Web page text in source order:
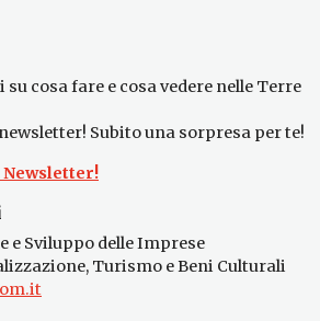
cosa fare e cosa vedere nelle Terre
Subito una sorpresa per te!
e Sviluppo delle Imprese
Turismo e Beni Culturali